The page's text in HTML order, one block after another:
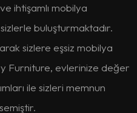
ihtişamlı mobilya
buluşturmaktadır.
sizlere eşsiz mobilya
Furniture, evlerinize değer
ile sizleri memnun